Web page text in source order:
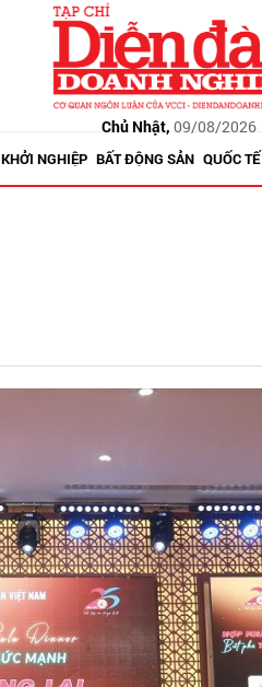
Chủ Nhật, 09/08/2026
KHỞI NGHIỆP BẤT ĐỘNG SẢN QUỐC TẾ